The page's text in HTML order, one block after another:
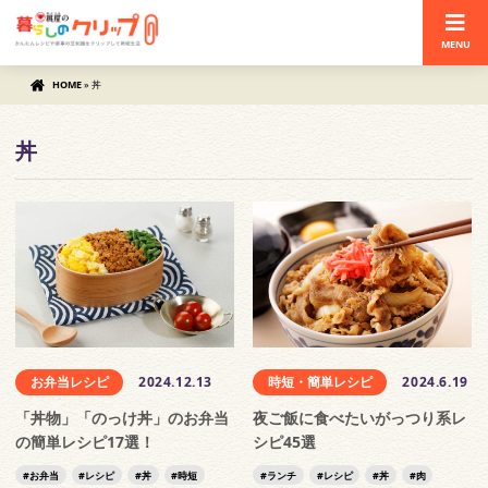
MENU
HOME» 丼
丼
お弁当レシピ 2024.12.13
「丼物」「のっけ丼」のお弁当
の簡単レシピ17選！
お弁当 レシピ 丼 時短
時短・簡単レシピ 2024.6.19
夜ご飯に食べたいがっつり系レ
シピ45選
ランチ レシピ 丼 肉